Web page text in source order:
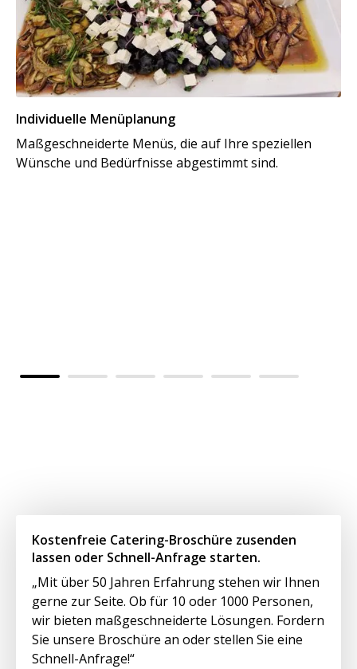
Individuelle Menüplanung
Maßgeschneiderte Menüs, die auf Ihre speziellen
Wünsche und Bedürfnisse abgestimmt sind.
Kostenfreie Catering-Broschüre zusenden
lassen oder Schnell-Anfrage starten.
„Mit über 50 Jahren Erfahrung stehen wir Ihnen
gerne zur Seite. Ob für 10 oder 1000 Personen,
wir bieten maßgeschneiderte Lösungen. Fordern
Sie unsere Broschüre an oder stellen Sie eine
Schnell-Anfrage!“